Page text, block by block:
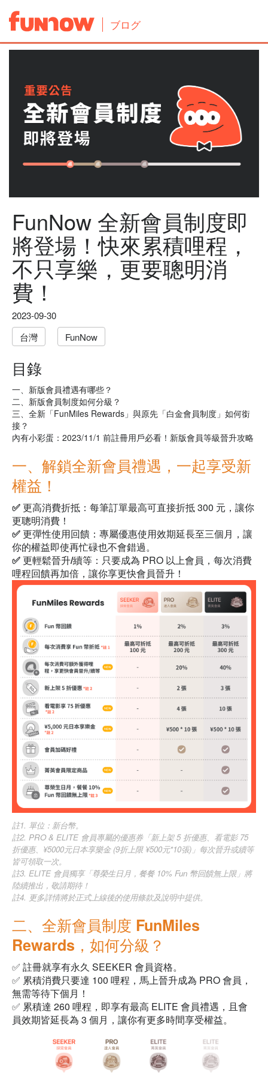
ブログ
FunNow 全新會員制度即
將登場！快來累積哩程，
不只享樂，更要聰明消
費！
2023-09-30
台灣
FunNow
目錄
一、新版會員禮遇有哪些？
二、新版會員制度如何分級？
三、 全新「FunMiles Rewards」與原先「白金會員制度」如何銜
接？
內有小彩蛋：2023/11/1 前註冊用戶必看！新版會員等級晉升攻略
一、解鎖全新會員禮遇，一起享受新
權益！
✅ 更高消費折抵： 每筆訂單最高可直接折抵 300 元，讓你
更聰明消費！
✅ 更彈性使用回饋： 專屬優惠使用效期延長至三個月，讓
你的權益即使再忙碌也不會錯過。
✅ 更輕鬆晉升/續等： 只要成為 PRO 以上會員，每次消費
哩程回饋再加倍，讓你享更快會員晉升！
註1. 單位：新台幣。
註2. PRO & ELITE 會員專屬的優惠券「新上架 5 折優惠、看電影 75
折優惠、¥5000元日本享樂金 (9折上限 ¥500元*10張)」每次晉升或續等
皆可領取一次。
註3. ELITE 會員獨享「尊榮生日月，餐餐 10% Fun 幣回饋無上限」將
陸續推出，敬請期待！
註4. 更多詳情將於正式上線後的使用條款及說明中提供。
二、全新會員制度 FunMiles
Rewards，如何分級？
✅ 註冊就享有永久 SEEKER 會員資格。
✅ 累積消費只要達 100 哩程，馬上晉升成為 PRO 會員，
無需等待下個月！
✅ 累積達 260 哩程，即享有最高 ELITE 會員禮遇，且會
員效期皆延長為 3 個月，讓你有更多時間享受權益。